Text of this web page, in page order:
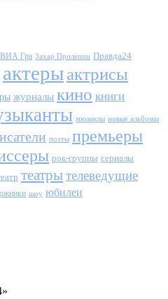
ВИА Гра Захар Прилепин Правда24
актерыактрисы
журналы кино книги
мюзиклы новые альбомы
поэты премьеры
рок-группы сериалы
театрытелеведущие
шоу юбилеи